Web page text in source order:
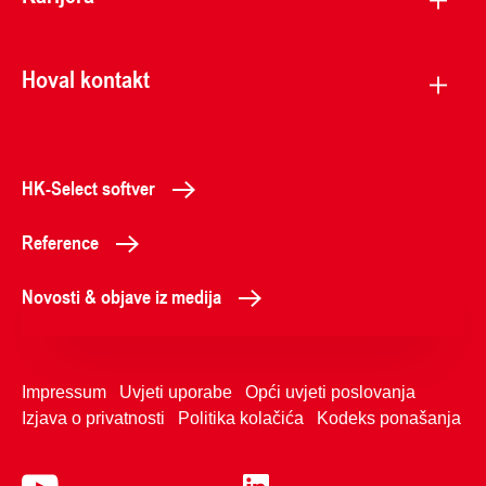
Hoval kontakt
HK-Select softver
Reference
Novosti & objave iz medija
Impressum Uvjeti uporabe
Opći uvjeti poslovanja
Izjava o privatnosti
Politika kolačića Kodeks ponašanja